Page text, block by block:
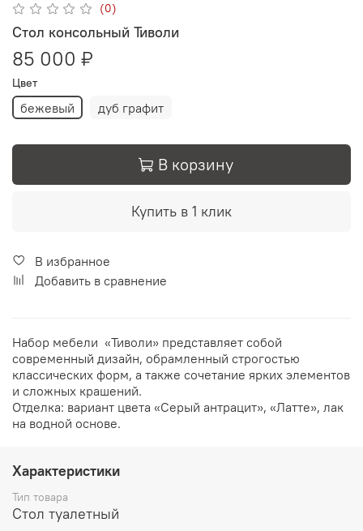
(0)
Стол консольный Тиволи
85 000 ₽
Цвет
бежевый дуб графит
В корзину
Купить в 1 клик
В избранное
Добавить в сравнение
Набор мебели «Тиволи» представляет собой
современный дизайн, обрамленный строгостью
классических форм, а также сочетание ярких элементов
и сложных крашений.
Отделка: вариант цвета «Серый антрацит», «Латте», лак
на водной основе.
Характеристики
Тип товара
Стол туалетный